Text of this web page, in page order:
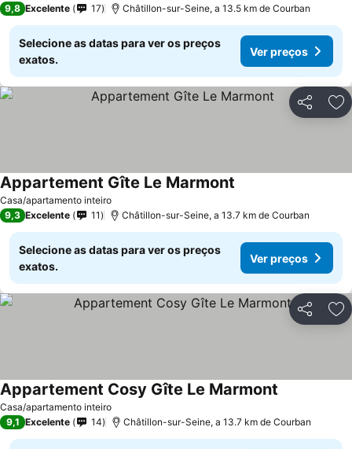
9,8 Excelente 17 Châtillon-sur-Seine, a 13.5 km de Courban
Selecione as datas para ver os preços
exatos.
Ver preços
Partilhar
Casa/apartamento inteiro
Appartement Gîte Le Marmont
9,3 Excelente 11 Châtillon-sur-Seine, a 13.7 km de Courban
Selecione as datas para ver os preços
exatos.
Ver preços
Partilhar
Casa/apartamento inteiro
Appartement Cosy Gîte Le Marmont
9,1 Excelente 14 Châtillon-sur-Seine, a 13.7 km de Courban